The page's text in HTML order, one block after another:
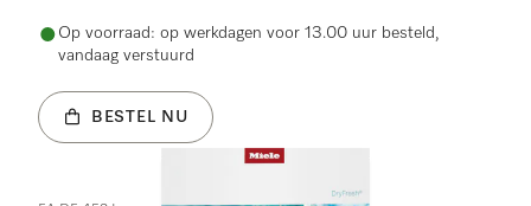
Op voorraad: op werkdagen voor 13.00 uur besteld,
vandaag verstuurd
BESTEL NU